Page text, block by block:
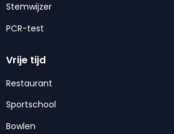
Stemwijzer
PCR-test
Vrije tijd
Restaurant
Sportschool
Bowlen